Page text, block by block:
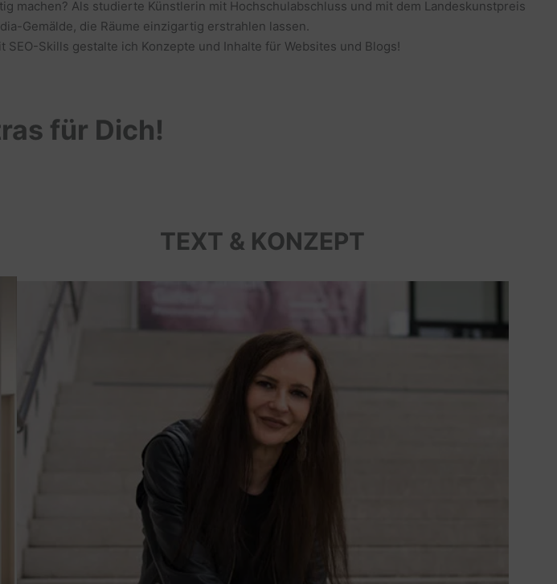
machen? Als studierte Künstlerin mit Hochschulabschluss und mit dem Landeskunstpreis
Gemälde, die Räume einzigartig erstrahlen lassen.
Skills gestalte ich Konzepte und Inhalte für Websites und Blogs!
für Dich!
TEXT & KONZEPT